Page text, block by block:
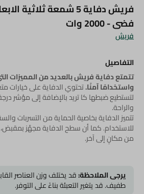
فريش
فضى - 2000 وات
التفاصيل
تتمتع دفاية فريش بالعديد من المميزات
واستخدامًا آمنًا.تحتوي الدفاية على خيارات
لتستطيع ضبطها كا تريد بالإضافة إلى مؤشر درجة
والراحة.
تتميز الدفاية بخاصية الحماية من التسربات
للاستخدام. كما أن سطح الدفاية مجهَّز
من مكانٍ إلى آخر.
يرجى الملاحظة:قد يختلف وزن العناصر
طفيف. قد يتغير التعبئة بناءً على التوفر.